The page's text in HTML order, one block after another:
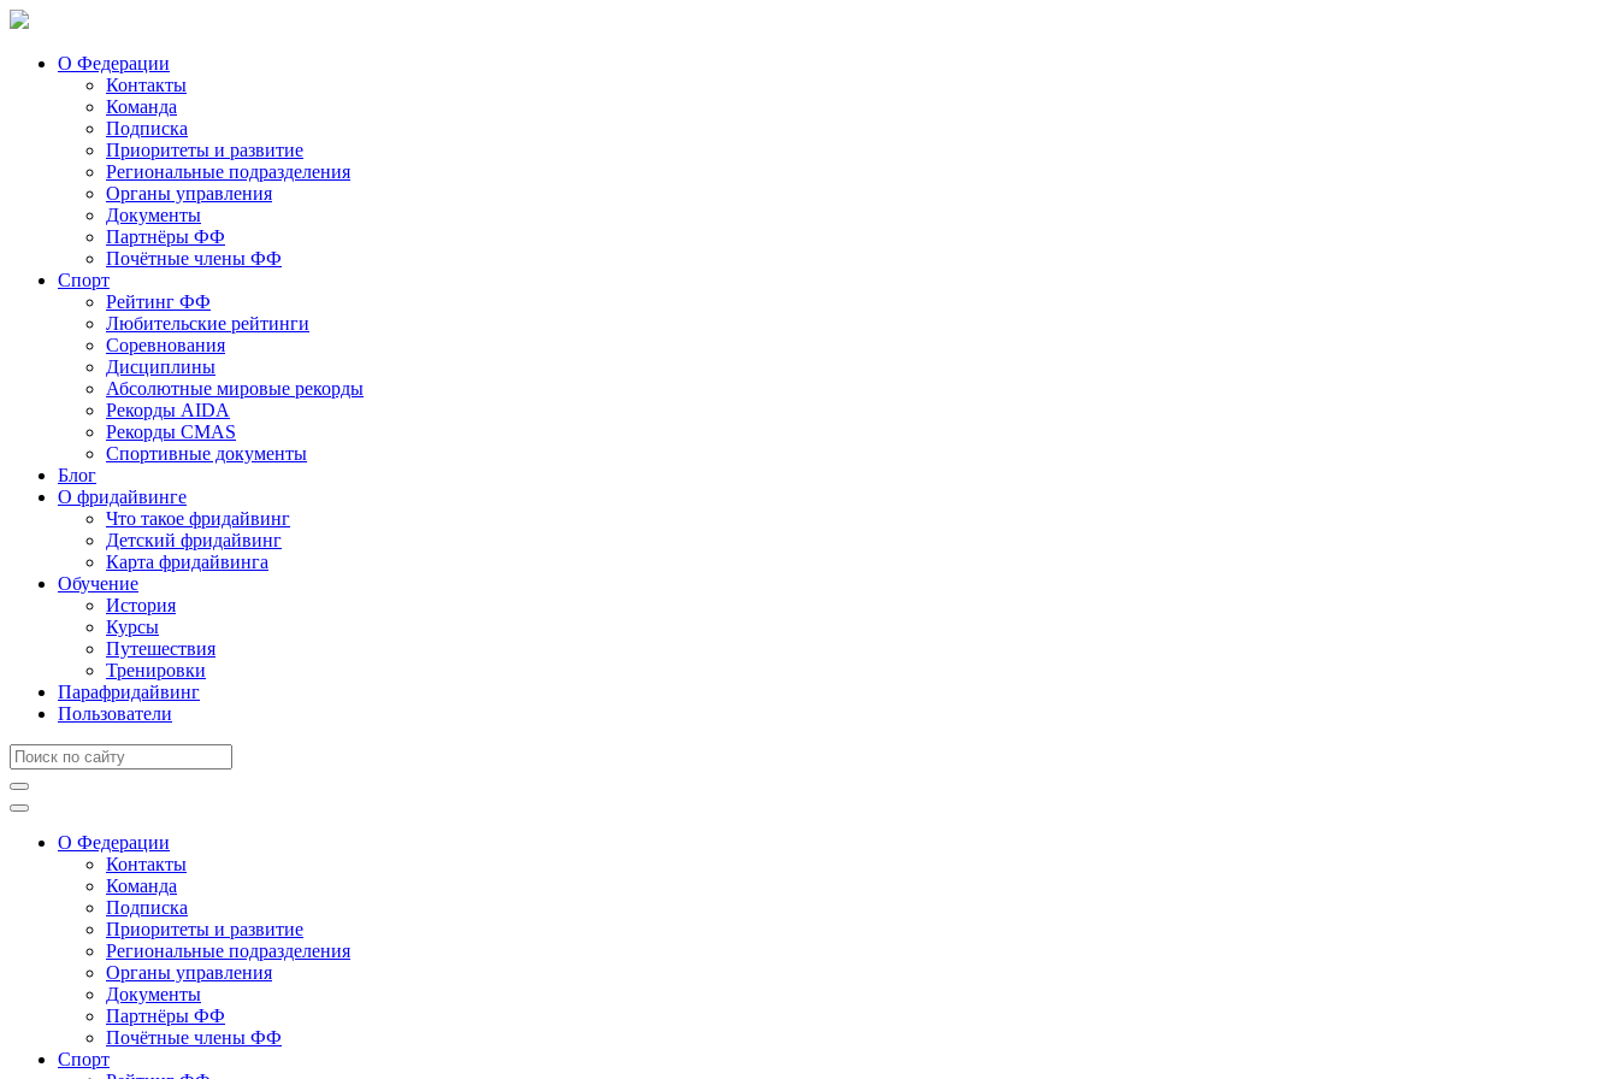
О Федерации
Контакты
Команда
Подписка
Приоритеты и развитие
Региональные подразделения
Органы управления
Документы
Партнёры ФФ
Почётные члены ФФ
Спорт
Рейтинг ФФ
Любительские рейтинги
Соревнования
Дисциплины
Абсолютные мировые рекорды
Рекорды AIDA
Рекорды CMAS
Спортивные документы
Блог
О фридайвинге
Что такое фридайвинг
Детский фридайвинг
Карта фридайвинга
Обучение
История
Курсы
Путешествия
Тренировки
Парафридайвинг
Пользователи
О Федерации
Контакты
Команда
Подписка
Приоритеты и развитие
Региональные подразделения
Органы управления
Документы
Партнёры ФФ
Почётные члены ФФ
Спорт